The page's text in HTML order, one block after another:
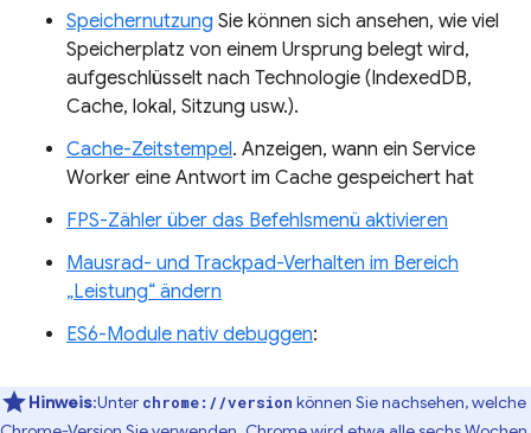
Speichernutzung Sie können sich ansehen, wie viel
Speicherplatz von einem Ursprung belegt wird,
aufgeschlüsselt nach Technologie (IndexedDB,
Cache, lokal, Sitzung usw.).
Cache-Zeitstempel. Anzeigen, wann ein Service
Worker eine Antwort im Cache gespeichert hat
FPS-Zähler über das Befehlsmenü aktivieren
Mausrad- und Trackpad-Verhalten im Bereich
„Leistung“ ändern
ES6-Module nativ debuggen:
Hinweis:Unter chrome://version können Sie nachsehen, welche